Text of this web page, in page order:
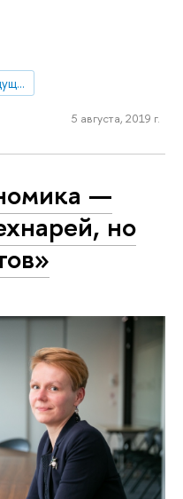
прототипирование городов будущего
5 августа, 2019 г.
—
но